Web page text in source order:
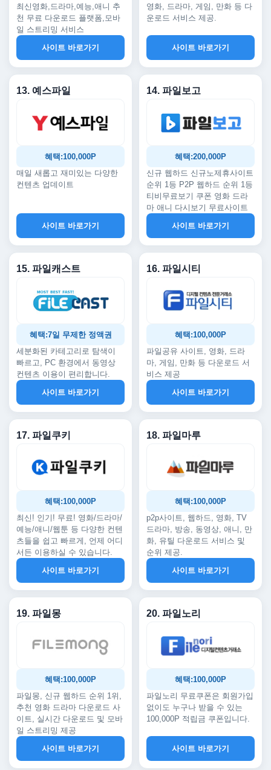
최신영화,드라마,예능,애니 추
천 무료 다운로드 플랫폼,모바
일 스트리밍 서비스
사이트 바로가기
영화, 드라마, 게임, 만화 등 다
운로드 서비스 제공.
사이트 바로가기
13. 예스파일
혜택:100,000P
매일 새롭고 재미있는 다양한
컨텐츠 업데이트
사이트 바로가기
14. 파일보고
혜택:200,000P
신규 웹하드 신규노제휴사이트
순위 1등 P2P 웹하드 순위 1등
티비무료보기 쿠폰 영화 드라
마 애니 다시보기 무료사이트
사이트 바로가기
15. 파일캐스트
혜택:7일 무제한 정액권
세분화된 카테고리로 탐색이
빠르고, PC 환경에서 동영상
컨텐츠 이용이 편리합니다.
사이트 바로가기
16. 파일시티
혜택:100,000P
파일공유 사이트, 영화, 드라
마, 게임, 만화 등 다운로드 서
비스 제공
사이트 바로가기
17. 파일쿠키
혜택:100,000P
최신! 인기! 무료! 영화/드라마/
예능/애니/웹툰 등 다양한 컨텐
츠들을 쉽고 빠르게, 언제 어디
서든 이용하실 수 있습니다.
사이트 바로가기
18. 파일마루
혜택:100,000P
p2p사이트, 웹하드, 영화, TV
드라마, 방송, 동영상, 애니, 만
화, 유틸 다운로드 서비스 및
순위 제공.
사이트 바로가기
19. 파일몽
혜택:100,000P
파일몽, 신규 웹하드 순위 1위,
추천 영화 드라마 다운로드 사
이트, 실시간 다운로드 및 모바
일 스트리밍 제공
사이트 바로가기
20. 파일노리
혜택:100,000P
파일노리 무료쿠폰은 회원가입
없이도 누구나 받을 수 있는
100,000P 적립금 쿠폰입니다.
사이트 바로가기